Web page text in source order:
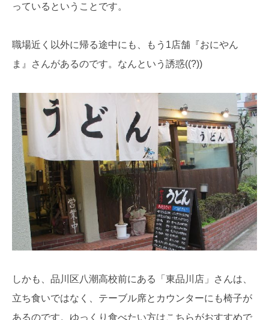
っているということです。
職場近く以外に帰る途中にも、もう1店舗『おにやん
ま』さんがあるのです。なんという誘惑((?))
しかも、品川区八潮高校前にある「東品川店」さんは、
立ち食いではなく、テーブル席とカウンターにも椅子が
あるのです。ゆっくり食べたい方はこちらがおすすめで